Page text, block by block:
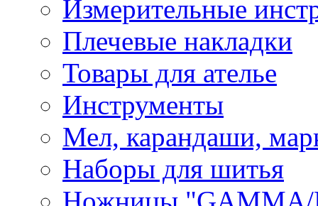
Измерительные
Плечевые накладки
Товары для ателье
Инструменты
Мел, карандаши,
Наборы для шитья